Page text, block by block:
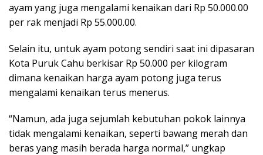
ayam yang juga mengalami kenaikan dari Rp 50.000.00
per rak menjadi Rp 55.000.00.
Selain itu, untuk ayam potong sendiri saat ini dipasaran
Kota Puruk Cahu berkisar Rp 50.000 per kilogram
dimana kenaikan harga ayam potong juga terus
mengalami kenaikan terus menerus.
“Namun, ada juga sejumlah kebutuhan pokok lainnya
tidak mengalami kenaikan, seperti bawang merah dan
beras yang masih berada harga normal,” ungkap